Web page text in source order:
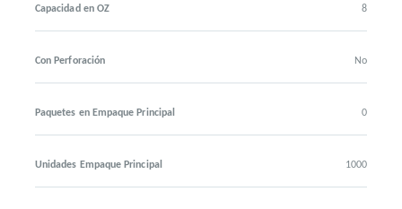
Capacidad en OZ 8
Con Perforación No
Paquetes en Empaque Principal 0
Unidades Empaque Principal 1000